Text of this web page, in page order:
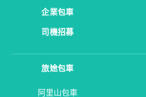
企業包車
司機招募
旅途包車
阿里山包車